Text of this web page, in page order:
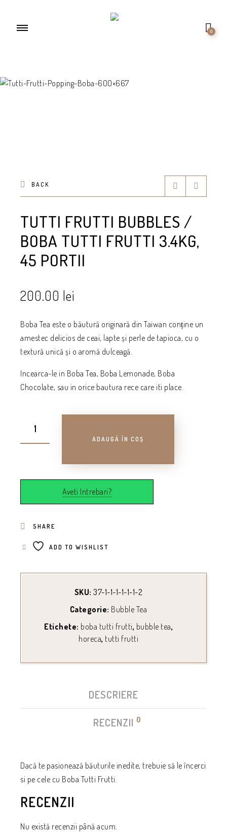
0
BACK
TUTTI FRUTTI BUBBLES /
BOBA TUTTI FRUTTI 3.4KG,
45 PORTII
200.00 lei
Boba Tea este o băutură originară din Taiwan conține un
amestec delicios de ceai, lapte și perle de tapioca, cu o
textură unică și o aromă dulceagă.
Incearca-le in Boba Tea, Boba Lemonade, Boba
Chocolate, sau in orice bautura rece care iti place.
ADAUGĂ ÎN COȘ
Aveti Intrebari?
SHARE
ADD TO WISHLIST
SKU:37-1-1-1-1-1-1-2
Categorie: Bubble Tea
Etichete: boba tutti frutti, bubble tea,
horeca, tutti frutti
DESCRIERE
RECENZII 0
Dacă te pasionează băuturile inedite, trebuie să le încerci
si pe cele cu Boba Tutti Frutti.
RECENZII
Nu există recenzii până acum.